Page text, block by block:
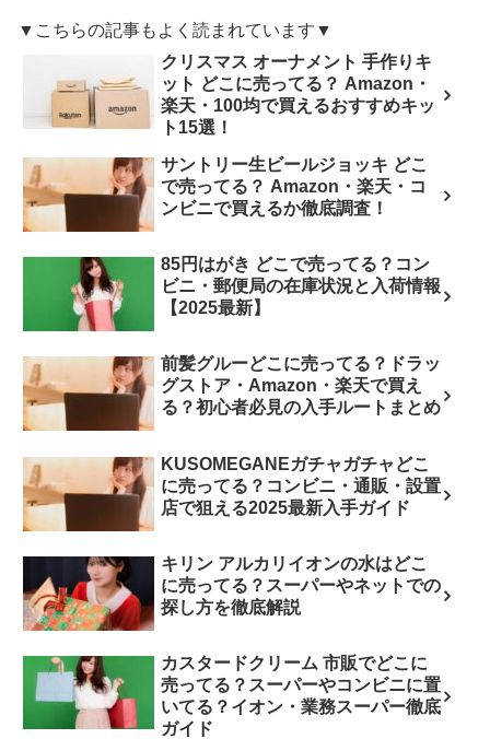
▼こちらの記事もよく読まれています▼
クリスマス オーナメント 手作りキ
ット どこに売ってる？ Amazon・
楽天・100均で買えるおすすめキッ
ト15選！
サントリー生ビールジョッキ どこ
で売ってる？ Amazon・楽天・コ
ンビニで買えるか徹底調査！
85円はがき どこで売ってる？コン
ビニ・郵便局の在庫状況と入荷情報
【2025最新】
前髪グルーどこに売ってる？ドラッ
グストア・Amazon・楽天で買え
る？初心者必見の入手ルートまとめ
KUSOMEGANEガチャガチャどこ
に売ってる？コンビニ・通販・設置
店で狙える2025最新入手ガイド
キリン アルカリイオンの水はどこ
に売ってる？スーパーやネットでの
探し方を徹底解説
カスタードクリーム 市販でどこに
売ってる？スーパーやコンビニに置
いてる？イオン・業務スーパー徹底
ガイド